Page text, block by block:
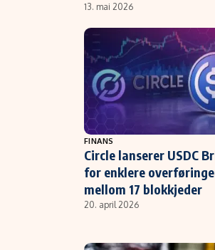
13. mai 2026
FINANS
Circle lanserer USDC
for enklere
mellom 17 blokkjeder
20. april 2026